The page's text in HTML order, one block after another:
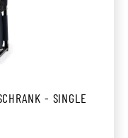
- SINGLE